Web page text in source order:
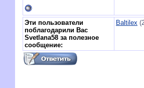
Эти пользователи
поблагодарили Вас
Svetlana58 за полезное
сообщение:
Baltilex